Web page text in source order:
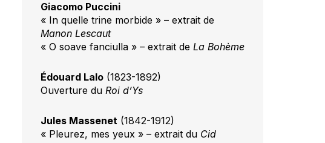
Giacomo Puccini
« In quelle trine morbide » – extrait de
Manon Lescaut
« O soave fanciulla » – extrait de La Bohème
Édouard Lalo(1823-1892)
Ouverture du Roi d’Ys
Jules Massenet(1842-1912)
« Pleurez, mes yeux » – extrait du Cid